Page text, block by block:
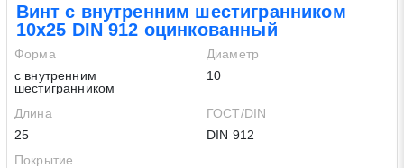
Винт с внутренним шестигранником
10х25 DIN 912 оцинкованный
Форма
с внутренним
шестигранником
Диаметр
10
Длина
25
ГОСТ/DIN
DIN 912
Покрытие